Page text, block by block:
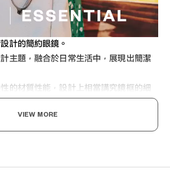
計的簡約眼鏡。
計主題，融合於日常生活中，展現出簡潔
的材質性能，設計上相當講究鏡框的細
，能防止長時間使用後螺絲鬆動的情
VIEW MORE